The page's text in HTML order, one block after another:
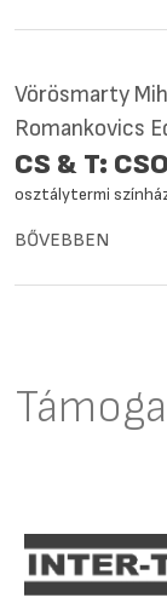
Vörösmarty
Romankovics
CS & T:
osztálytermi
BŐVEBBEN